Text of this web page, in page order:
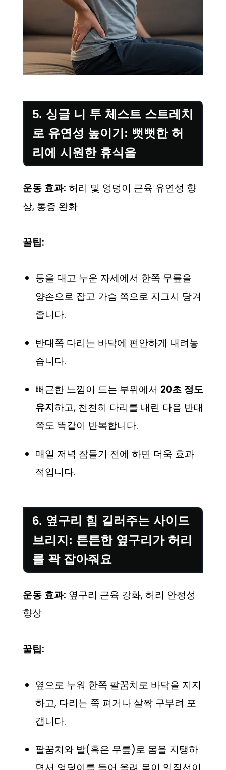
5. 싱글 니 투 체스트 스트레치
로 유연성 높이기: 뻣뻣한 허
리에 시원한 휴식을
운동 효과: 허리 및 엉덩이 근육 유연성 향
상, 통증 완화
꿀팁:
등을 대고 누운 자세에서 한쪽 무릎을
양손으로 잡고 가슴 쪽으로 지그시 당겨
줍니다.
반대쪽 다리는 바닥에 편안하게 내려놓
습니다.
뻐근한 느낌이 드는 부위에서 20초 정도
유지하고, 천천히 다리를 내린 다음 반대
쪽도 똑같이 반복합니다.
매일 저녁 잠들기 전에 하면 더욱 효과
적입니다.
6. 옆구리 힘 길러주는 사이드
브리지: 튼튼한 옆구리가 허리
를 꽉 잡아줘요
운동 효과: 옆구리 근육 강화, 허리 안정성
향상
꿀팁:
옆으로 누워 한쪽 팔꿈치로 바닥을 지지
하고, 다리는 쭉 펴거나 살짝 구부려 포
갭니다.
팔꿈치와 발(혹은 무릎)로 몸을 지탱하